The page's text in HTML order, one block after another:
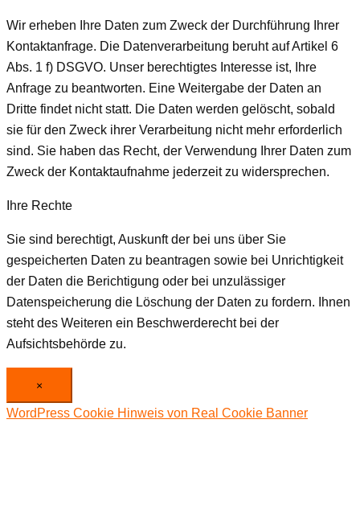
Wir erheben Ihre Daten zum Zweck der Durchführung Ihrer
Kontaktanfrage. Die Datenverarbeitung beruht auf Artikel 6
Abs. 1 f) DSGVO. Unser berechtigtes Interesse ist, Ihre
Anfrage zu beantworten. Eine Weitergabe der Daten an
Dritte findet nicht statt. Die Daten werden gelöscht, sobald
sie für den Zweck ihrer Verarbeitung nicht mehr erforderlich
sind. Sie haben das Recht, der Verwendung Ihrer Daten zum
Zweck der Kontaktaufnahme jederzeit zu widersprechen.
Ihre Rechte
Sie sind berechtigt, Auskunft der bei uns über Sie
gespeicherten Daten zu beantragen sowie bei Unrichtigkeit
der Daten die Berichtigung oder bei unzulässiger
Datenspeicherung die Löschung der Daten zu fordern. Ihnen
steht des Weiteren ein Beschwerderecht bei der
Aufsichtsbehörde zu.
×
WordPress Cookie Hinweis von Real Cookie Banner